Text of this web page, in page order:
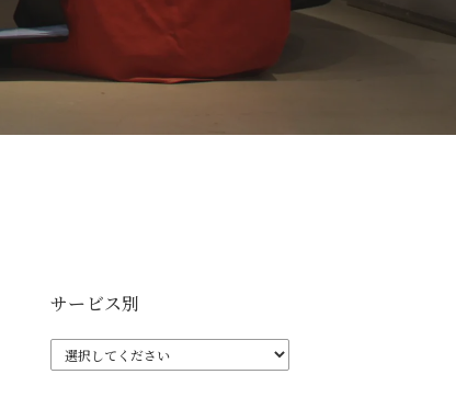
サービス別